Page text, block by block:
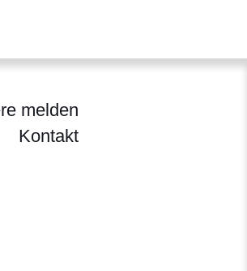
melden
Kontakt